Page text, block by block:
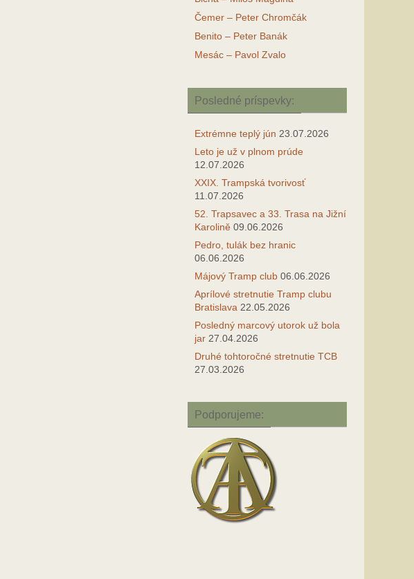
Čemer – Peter Chromčák
Benito – Peter Banák
Mesác – Pavol Zvalo
Posledné príspevky:
Extrémne teplý jún 23.07.2026
Leto je už v plnom prúde
12.07.2026
XXIX. Trampská tvorivosť
11.07.2026
52. Trapsavec a 33. Trasa na Jižní
Karolině 09.06.2026
Pedro, tulák bez hranic
06.06.2026
Májový Tramp club 06.06.2026
Aprílové stretnutie Tramp clubu
Bratislava 22.05.2026
Posledný marcový utorok už bola
jar 27.04.2026
Druhé tohtoročné stretnutie TCB
27.03.2026
Podporujeme: